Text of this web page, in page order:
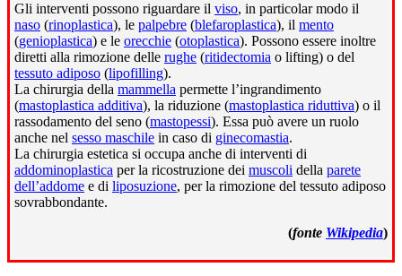
Gli interventi possono riguardare il viso, in particolar modo il
naso (rinoplastica), le palpebre (blefaroplastica), il mento
(genioplastica) e le orecchie (otoplastica). Possono essere inoltre
diretti alla rimozione delle rughe (ritidectomia o lifting) o del
tessuto adiposo (lipofilling).
La chirurgia della mammella permette l’ingrandimento
(mastoplastica additiva), la riduzione (mastoplastica riduttiva) o il
rassodamento del seno (mastopessi). Essa può avere un ruolo
anche nel sesso maschile in caso di ginecomastia.
La chirurgia estetica si occupa anche di interventi di
addominoplastica per la ricostruzione dei muscoli della parete
dell’addome e di liposuzione, per la rimozione del tessuto adiposo
sovrabbondante.
(fonte Wikipedia)